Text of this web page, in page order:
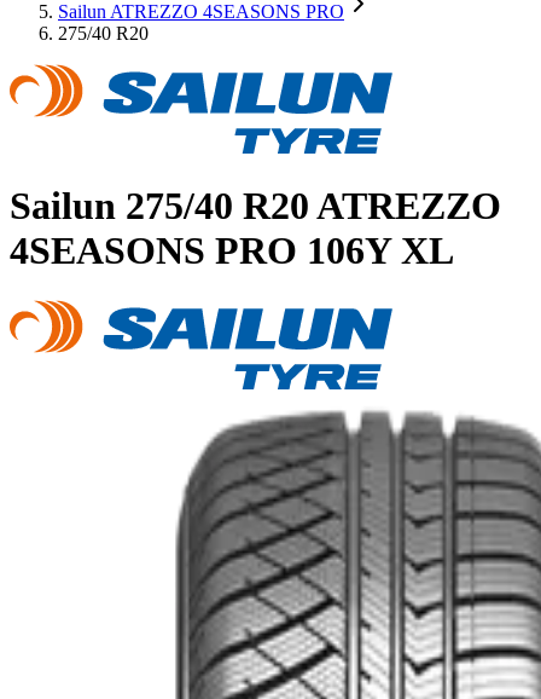
Sailun ATREZZO 4SEASONS PRO
275/40 R20
Sailun 275/40 R20 ATREZZO
4SEASONS PRO 106Y XL